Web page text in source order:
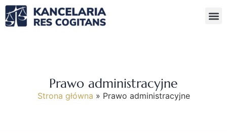
Prawo administracyjne
Strona główna » Prawo administracyjne